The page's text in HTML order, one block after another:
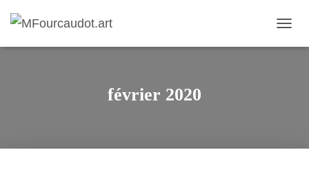
LA
février 2020